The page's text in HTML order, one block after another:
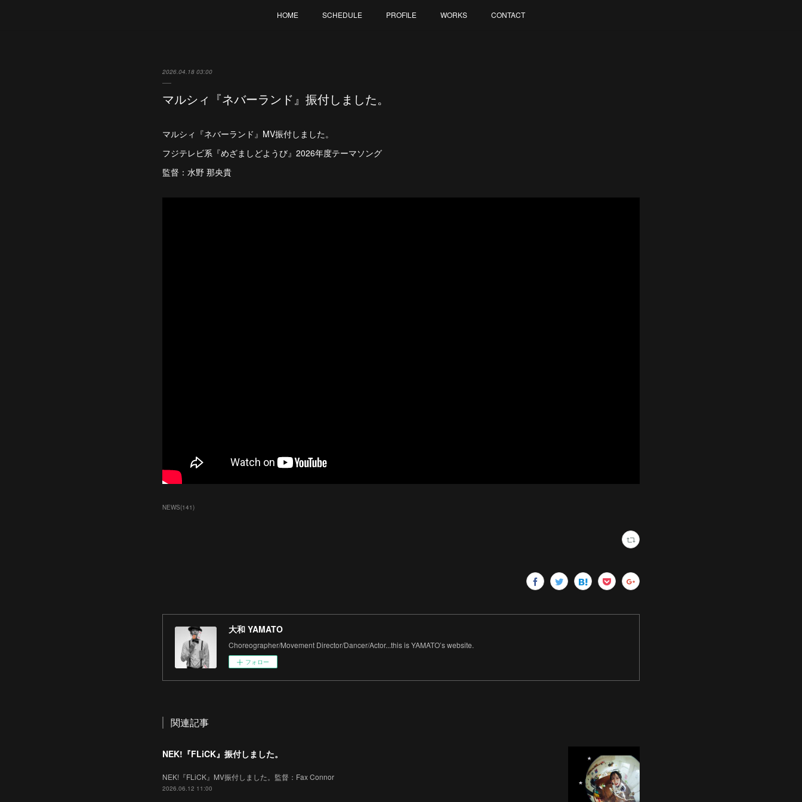
HOME SCHEDULE PROFILE WORKS CONTACT
2026.04.18 03:00
マルシィ『ネバーランド』振付しました。
マルシィ『ネバーランド』MV振付しました。
フジテレビ系『めざましどようび』2026年度テーマソング
監督：水野 那央貴
NEWS(141)
大和 YAMATO
Choreographer/Movement Director/Dancer/Actor...this is YAMATO’s website.
フォロー
関連記事
NEK!『FLiCK』振付しました。
NEK!『FLiCK』MV振付しました。監督：Fax Connor
2026.06.12 11:00